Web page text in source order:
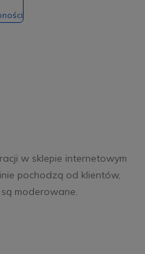
w sklepie internetowym
pochodzą od klientów,
moderowane.